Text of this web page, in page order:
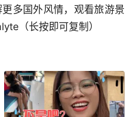
多国外风情，观看旅游景
（长按即可复制）